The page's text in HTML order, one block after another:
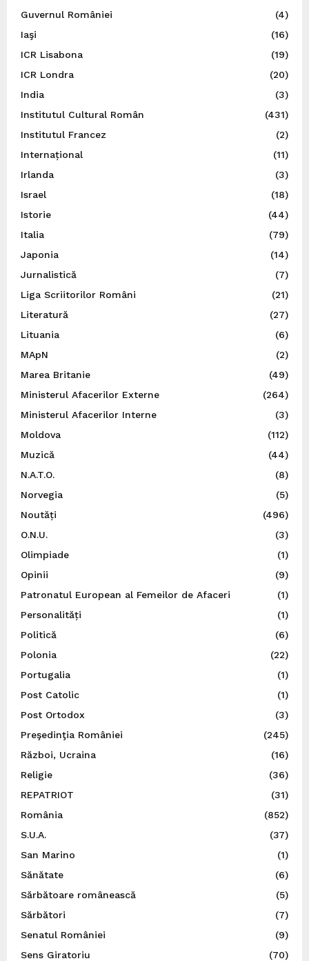
Guvernul României
(4)
Iaşi
(16)
ICR Lisabona
(19)
ICR Londra
(20)
India
(3)
Institutul Cultural Român
(431)
Institutul Francez
(2)
Internațional
(11)
Irlanda
(3)
Israel
(18)
Istorie
(44)
Italia
(79)
Japonia
(14)
Jurnalistică
(7)
Liga Scriitorilor Români
(21)
Literatură
(27)
Lituania
(6)
MApN
(2)
Marea Britanie
(49)
Ministerul Afacerilor Externe
(264)
Ministerul Afacerilor Interne
(3)
Moldova
(112)
Muzică
(44)
N.A.T.O.
(8)
Norvegia
(5)
Noutăți
(496)
O.N.U.
(3)
Olimpiade
(1)
Opinii
(9)
Patronatul European al Femeilor de Afaceri
(1)
Personalități
(1)
Politică
(6)
Polonia
(22)
Portugalia
(1)
Post Catolic
(1)
Post Ortodox
(3)
Preşedinţia României
(245)
Război, Ucraina
(16)
Religie
(36)
REPATRIOT
(31)
România
(852)
S.U.A.
(37)
San Marino
(1)
Sănătate
(6)
Sărbătoare românească
(5)
Sărbători
(7)
Senatul României
(9)
Sens Giratoriu
(70)